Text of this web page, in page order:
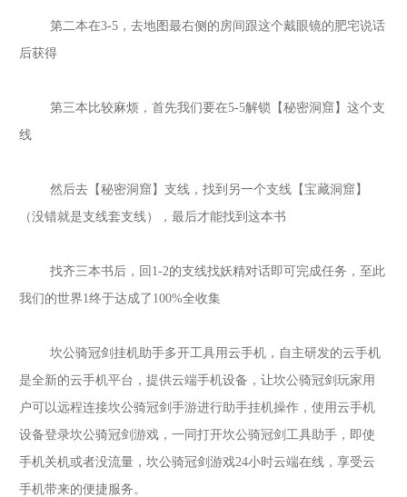
第二本在3-5，去地图最右侧的房间跟这个戴眼镜的肥宅说话
后获得
第三本比较麻烦，首先我们要在5-5解锁【秘密洞窟】这个支
线
然后去【秘密洞窟】支线，找到另一个支线【宝藏洞窟】
（没错就是支线套支线），最后才能找到这本书
找齐三本书后，回 1-2的支线找妖精对话即可完成任务，至此
我们的世界1终于达成了100%全收集
坎公骑冠剑挂机助手多开工具用云手机，自主研发的云手机
是全新的云手机平台，提供云端手机设备，让坎公骑冠剑玩家用
户可以远程连接坎公骑冠剑手游进行助手挂机操作，使用云手机
设备登录坎公骑冠剑游戏，一同打开坎公骑冠剑 工具助手，即使
手机关机或者没流量，坎公骑冠剑游戏24小时云端在线，享受云
手机带来的便捷服务。